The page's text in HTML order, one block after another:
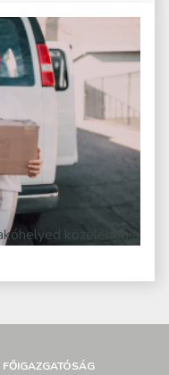
közelében a